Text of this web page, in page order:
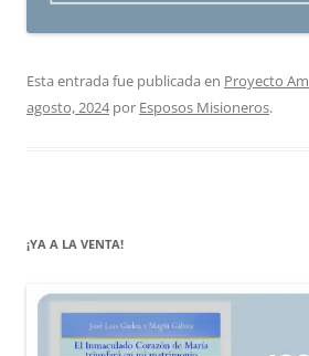
Esta entrada fue publicada en Proyecto
agosto, 2024por Esposos Misioneros.
¡YA A LA VENTA!